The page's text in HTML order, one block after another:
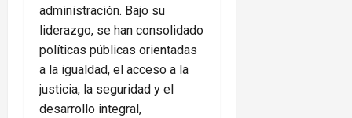
administración. Bajo su
liderazgo, se han consolidado
políticas públicas orientadas
a la igualdad, el acceso a la
justicia, la seguridad y el
desarrollo integral,